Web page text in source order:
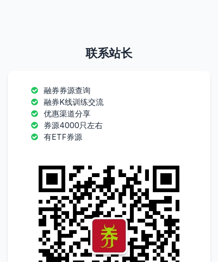
联系站长
融券券源查询
融券K线训练交流
优惠渠道分享
券源4000只左右
有ETF券源